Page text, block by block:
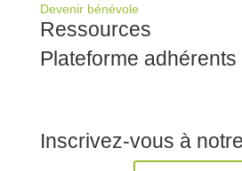
Devenir bénévole
Ressources
Plateforme adhérents
Inscrivez-vous à